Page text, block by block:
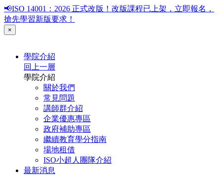
📢ISO 14001：2026 正式改版！改版課程已上架，立即報名，
搶先學習新版要求！
×
學院介紹
回上一層
學院介紹
關於我們
常見問題
講師群介紹
企業優惠專區
政府補助專區
繼續教育學分指南
場地租借
ISO小超人團隊介紹
最新消息